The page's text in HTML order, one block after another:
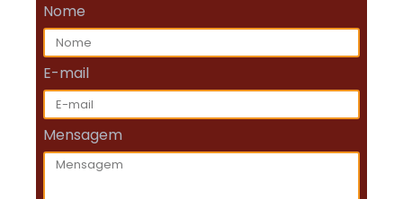
Nome
E-mail
Mensagem